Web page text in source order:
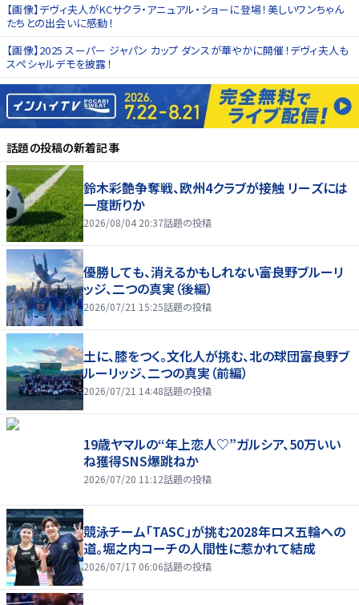
【画像】デヴィ夫人がKCサクラ・アニュアル・ショーに登場！美しいワンちゃん
たちとの出会いに感動！
【画像】2025 スーパー ジャパン カップ ダンスが華やかに開催！デヴィ夫人も
スペシャルデモを披露！
話題の投稿の新着記事
鈴木彩艶争奪戦、欧州4クラブが接触 リーズには
一度断りか
2026/08/04 20:37話題の投稿
優勝しても、消えるかもしれない――富良野ブルーリ
ッジ、二つの真実（後編）
2026/07/21 15:25話題の投稿
土に、膝をつく。文化人が挑む、北の球団――富良野ブ
ルーリッジ、二つの真実（前編）
2026/07/21 14:48話題の投稿
19歳ヤマルの“年上恋人♡”ガルシア、50万いい
ね獲得SNS爆跳ねか
2026/07/20 11:12話題の投稿
競泳チーム「TASC」が挑む2028年ロス五輪への
道。堀之内コーチの人間性に惹かれて結成
2026/07/17 06:06話題の投稿